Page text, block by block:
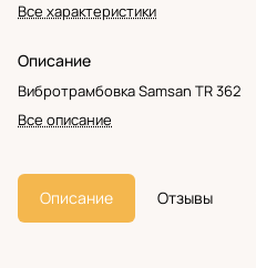
Все характеристики
Описание
Вибротрамбовка Samsan TR 362
Все описание
Описание Отзывы